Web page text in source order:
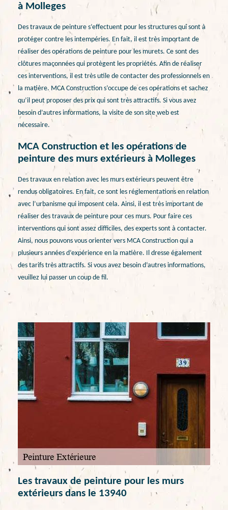
à Molleges
Des travaux de peinture s’effectuent pour les structures qui sont à
protéger contre les intempéries. En fait, il est très important de
réaliser des opérations de peinture pour les murets. Ce sont des
clôtures maçonnées qui protègent les propriétés. Afin de réaliser
ces interventions, il est très utile de contacter des professionnels en
la matière. MCA Construction s’occupe de ces opérations et sachez
qu’il peut proposer des prix qui sont très attractifs. Si vous avez
besoin d’autres informations, la visite de son site web est
nécessaire.
MCA Construction et les opérations de
peinture des murs extérieurs à Molleges
Des travaux en relation avec les murs extérieurs peuvent être
rendus obligatoires. En fait, ce sont les réglementations en relation
avec l’urbanisme qui imposent cela. Ainsi, il est très important de
réaliser des travaux de peinture pour ces murs. Pour faire ces
interventions qui sont assez difficiles, des experts sont à contacter.
Ainsi, nous pouvons vous orienter vers MCA Construction qui a
plusieurs années d’expérience en la matière. Il dresse également
des tarifs très attractifs. Si vous avez besoin d’autres informations,
veuillez lui passer un coup de fil.
Les travaux de peinture pour les murs
extérieurs dans le 13940